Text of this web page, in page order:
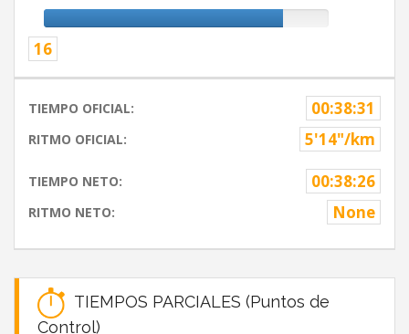
16
TIEMPO OFICIAL: 00:38:31
RITMO OFICIAL: 5'14"/km
TIEMPO NETO: 00:38:26
RITMO NETO: None
TIEMPOS PARCIALES (Puntos de
Control)